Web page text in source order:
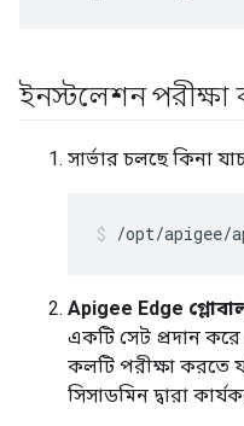
ইনস্টলেশন পরীক্ষা
সার্ভার চলছে কিনা
/opt/apigee/
Apigee Edge
একটি সেট প্রদান
কলটি পরীক্ষা করতে
সিসাডমিন দ্বারা